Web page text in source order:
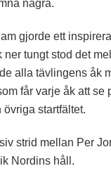
några.
gjorde ett
tungt stod det
alla tävlingens åk
får varje åk att se
startfältet.
strid mellan Per
Nordins håll.